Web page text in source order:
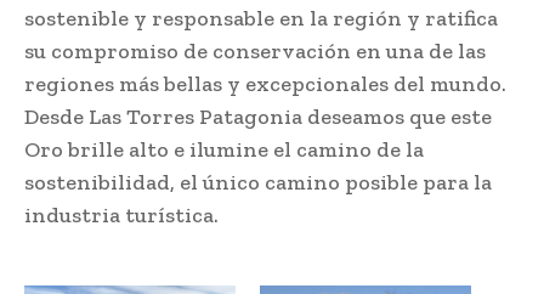
sostenible y responsable en la región y ratifica
su compromiso de conservación en una de las
regiones más bellas y excepcionales del mundo.
Desde Las Torres Patagonia deseamos que este
Oro brille alto e ilumine el camino de la
sostenibilidad, el único camino posible para la
industria turística.